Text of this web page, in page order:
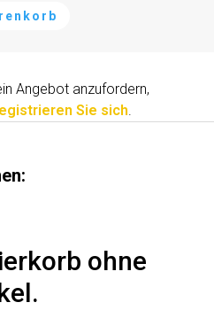
r
n
a
Angebot anzufordern,
Sie sich
ohne